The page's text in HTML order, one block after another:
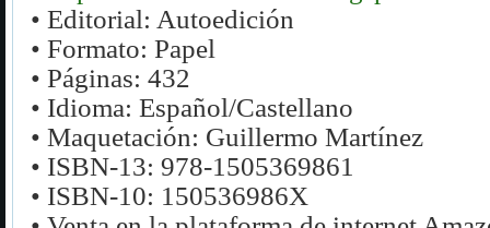
• Editorial: Autoedición
• Formato: Papel
• Páginas: 432
• Idioma: Español/Castellano
• Maquetación: Guillermo Martínez
• ISBN-13: 978-1505369861
• ISBN-10: 150536986X